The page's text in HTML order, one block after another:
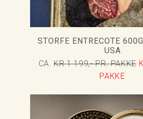
STORFE ENTRECOTE
USA
CA.KR 1 199,- PR. PAKKE
PAKKE